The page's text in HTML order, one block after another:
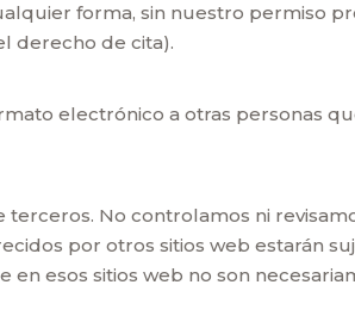
forma, sin nuestro permiso
derecho de cita).
electrónico a otras personas
No controlamos ni
por otros sitios web estarán
esos sitios web no son